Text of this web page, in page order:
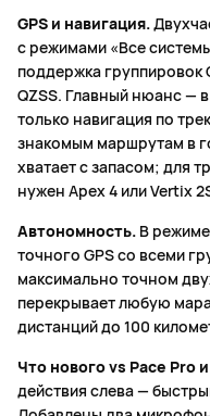
GPS и навигация.
с режимами «Все
поддержка группировок
QZSS. Главный нюанс —
только навигация по
знакомым маршрутам в
хватает с запасом; для
нужен Apex 4 или Vertix
Автономность. В
точного GPS со всеми
максимально точном
перекрывает любую
дистанций до 100
Что нового vs Pace Pro
действия слева —